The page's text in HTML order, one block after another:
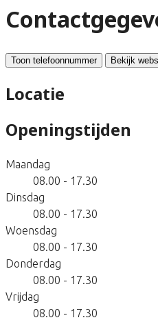
Toon telefoonnummer Bekijk
Locatie
Openingstijden
Maandag
08.00 - 17.30
Dinsdag
08.00 - 17.30
Woensdag
08.00 - 17.30
Donderdag
08.00 - 17.30
Vrijdag
08.00 - 17.30